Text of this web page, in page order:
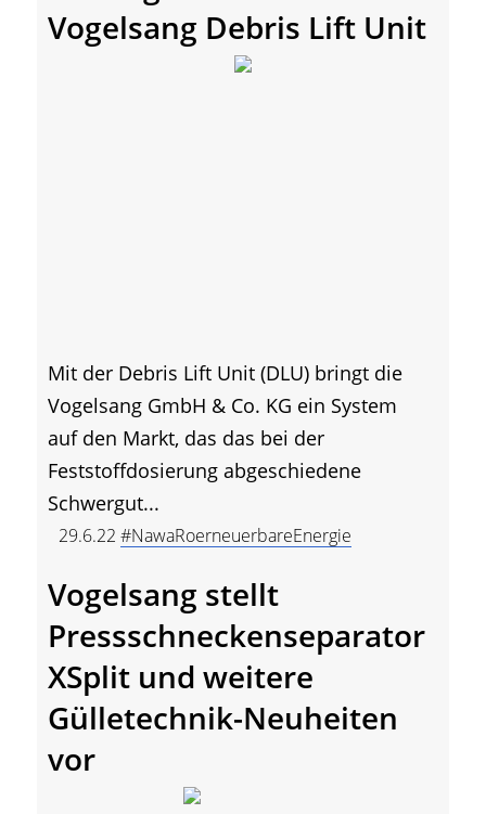
Vogelsang Debris Lift Unit
Mit der Debris Lift Unit (DLU) bringt die
Vogelsang GmbH & Co. KG ein System
auf den Markt, das das bei der
Feststoffdosierung abgeschiedene
Schwergut...
29.6.22 #NawaRoerneuerbareEnergie
Vogelsang stellt
Pressschneckenseparator
XSplit und weitere
Gülletechnik-Neuheiten
vor